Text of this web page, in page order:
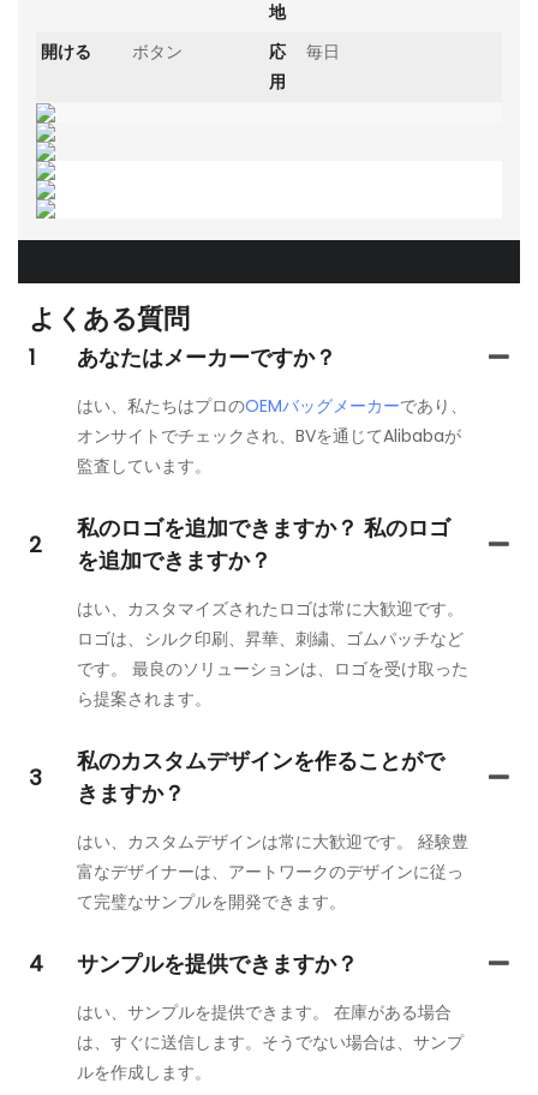
地
開ける ボタン
応
用
毎日
よくある質問
1 あなたはメーカーですか？
はい、私たちはプロのOEMバッグメーカーであり、
オンサイトでチェックされ、BVを通じてAlibabaが
監査しています。
2
私のロゴを追加できますか？ 私のロゴ
を追加できますか？
はい、カスタマイズされたロゴは常に大歓迎です。
ロゴは、シルク印刷、昇華、刺繍、ゴムパッチなど
です。 最良のソリューションは、ロゴを受け取った
ら提案されます。
3
私のカスタムデザインを作ることがで
きますか？
はい、カスタムデザインは常に大歓迎です。 経験豊
富なデザイナーは、アートワークのデザインに従っ
て完璧なサンプルを開発できます。
4 サンプルを提供できますか？
はい、サンプルを提供できます。 在庫がある場合
は、すぐに送信します。そうでない場合は、サンプ
ルを作成します。